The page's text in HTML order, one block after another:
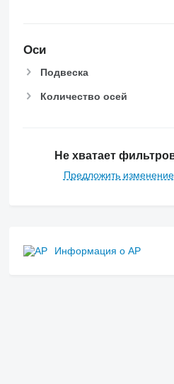
Оси
Подвеска
Количество осей
Не хватает
Предложить изменение
Информация о AP